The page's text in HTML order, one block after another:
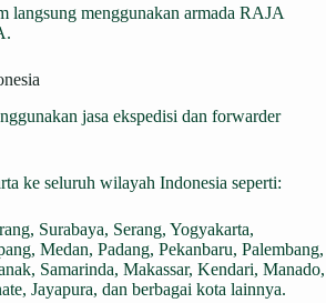
langsung menggunakan armada RAJA
jasa ekspedisi dan forwarder
ke seluruh wilayah Indonesia seperti:
Surabaya, Serang, Yogyakarta,
Medan, Padang, Pekanbaru, Palembang,
Samarinda, Makassar, Kendari, Manado,
Jayapura, dan berbagai kota lainnya.